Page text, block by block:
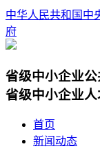
中华人民共和国中
府
省级中小企业
省级中小企业
首页
新闻动态